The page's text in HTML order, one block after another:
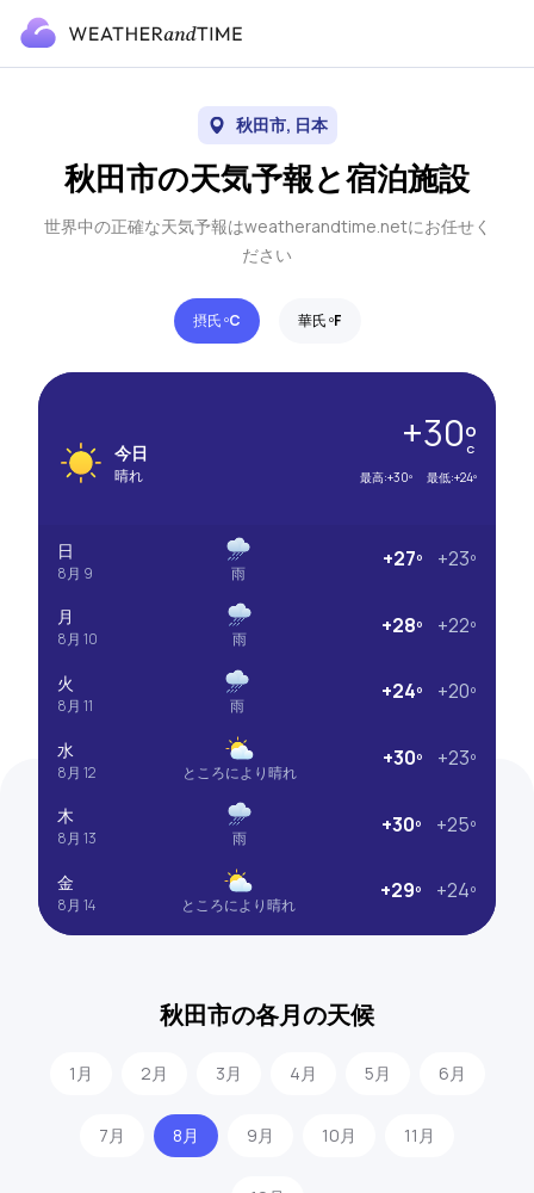
秋田市, 日本
秋田市の天気予報と宿泊施設
世界中の正確な天気予報はweatherandtime.netにお任せく
ださい
摂氏 ºC 華氏 ºF
今日
晴れ
+30º
C
最高:+30º 最低:+24º
日
8月 9 雨
+27º +23º
月
8月 10 雨
+28º +22º
火
8月 11 雨
+24º +20º
水
8月 12 ところにより晴れ
+30º +23º
木
8月 13 雨
+30º +25º
金
8月 14 ところにより晴れ
+29º +24º
秋田市の各月の天候
1月 2月 3月 4月 5月 6月
7月 8月 9月 10月 11月